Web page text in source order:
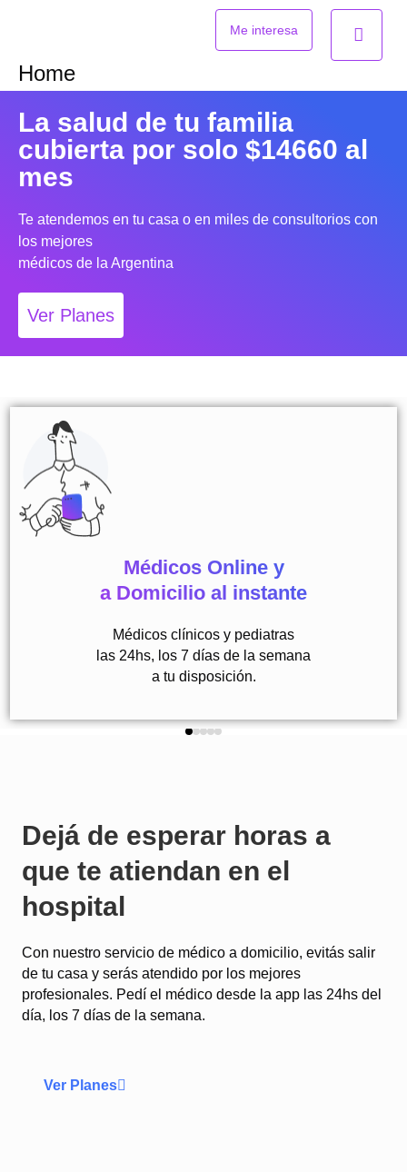
Me interesa
Home
La salud de tu familia
cubierta por solo $14660 al
mes
Te atendemos en tu casa o en miles de consultorios con
los mejores
médicos de la Argentina
Ver Planes
Médicos Online y
a Domicilio al instante
Médicos clínicos y pediatras
las 24hs, los 7 días de la semana
a tu disposición.
Dejá de esperar horas a
que te atiendan en el
hospital
Con nuestro servicio de médico a domicilio, evitás salir
de tu casa y serás atendido por los mejores
profesionales. Pedí el médico desde la app las 24hs del
día, los 7 días de la semana.
Ver Planes